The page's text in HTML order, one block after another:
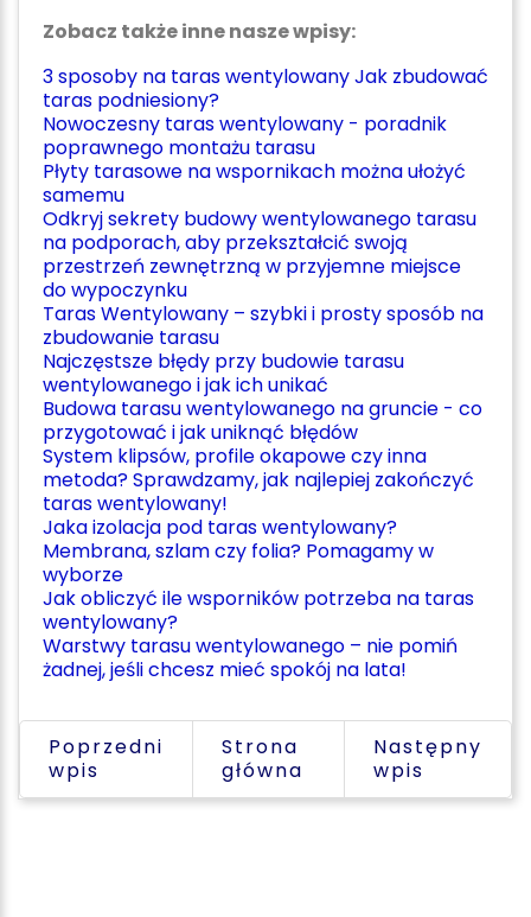
Zobacz także inne nasze wpisy:
3 sposoby na taras wentylowanyJak zbudować
taras podniesiony?
Nowoczesny taras wentylowany - poradnik
poprawnego montażu tarasu
Płyty tarasowe na wspornikach można ułożyć
samemu
Odkryj sekrety budowy wentylowanego tarasu
na podporach, aby przekształcić swoją
przestrzeń zewnętrzną w przyjemne miejsce
do wypoczynku
Taras Wentylowany – szybki i prosty sposób na
zbudowanie tarasu
Najczęstsze błędy przy budowie tarasu
wentylowanego i jak ich unikać
Budowa tarasu wentylowanego na gruncie - co
przygotować i jak uniknąć błędów
System klipsów, profile okapowe czy inna
metoda? Sprawdzamy, jak najlepiej zakończyć
taras wentylowany!
Jaka izolacja pod taras wentylowany?
Membrana, szlam czy folia? Pomagamy w
wyborze
Jak obliczyć ile wsporników potrzeba na taras
wentylowany?
Warstwy tarasu wentylowanego – nie pomiń
żadnej, jeśli chcesz mieć spokój na lata!
Poprzedni
wpis
Strona
główna
Następny
wpis